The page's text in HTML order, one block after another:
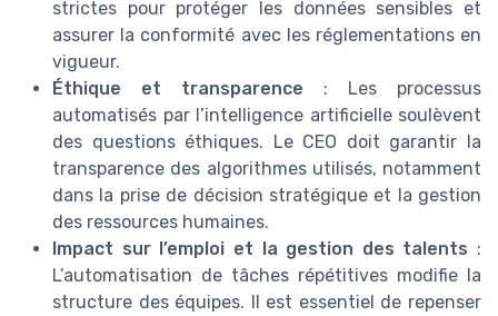
strictes pour protéger les données sensibles et
assurer la conformité avec les réglementations en
vigueur.
Éthique et transparence : Les processus
automatisés par l’intelligence artificielle soulèvent
des questions éthiques. Le CEO doit garantir la
transparence des algorithmes utilisés, notamment
dans la prise de décision stratégique et la gestion
des ressources humaines.
Impact sur l’emploi et la gestion des talents :
L’automatisation de tâches répétitives modifie la
structure des équipes. Il est essentiel de repenser